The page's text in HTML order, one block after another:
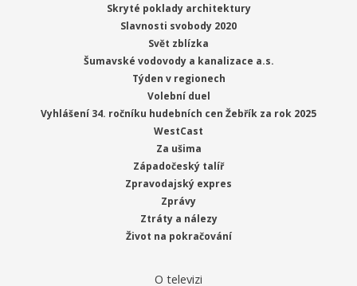
Skryté poklady architektury
Slavnosti svobody 2020
Svět zblízka
Šumavské vodovody a kanalizace a.s.
Týden v regionech
Volební duel
Vyhlášení 34. ročníku hudebních cen Žebřík za rok 2025
WestCast
Za ušima
Západočeský talíř
Zpravodajský expres
Zprávy
Ztráty a nálezy
Život na pokračování
O televizi